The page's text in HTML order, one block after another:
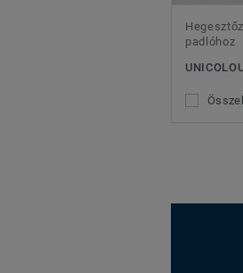
padlóhoz